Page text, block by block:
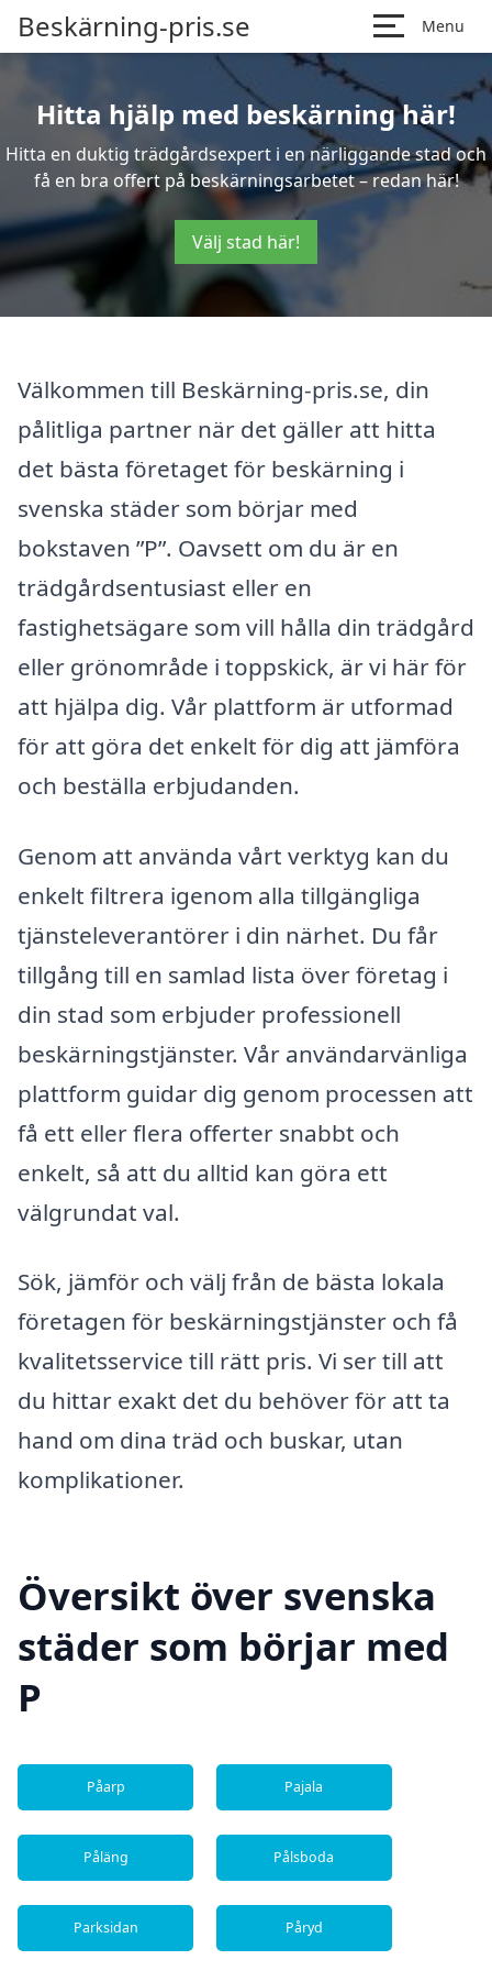
Beskärning-pris.se Menu
Hitta hjälp med beskärning här!
Hitta en duktig trädgårdsexpert i en närliggande stad och
få en bra offert på beskärningsarbetet – redan här!
Välj stad här!
Välkommen till Beskärning-pris.se, din
pålitliga partner när det gäller att hitta
det bästa företaget för beskärning i
svenska städer som börjar med
bokstaven ”P”. Oavsett om du är en
trädgårdsentusiast eller en
fastighetsägare som vill hålla din trädgård
eller grönområde i toppskick, är vi här för
att hjälpa dig. Vår plattform är utformad
för att göra det enkelt för dig att jämföra
och beställa erbjudanden.
Genom att använda vårt verktyg kan du
enkelt filtrera igenom alla tillgängliga
tjänsteleverantörer i din närhet. Du får
tillgång till en samlad lista över företag i
din stad som erbjuder professionell
beskärningstjänster. Vår användarvänliga
plattform guidar dig genom processen att
få ett eller flera offerter snabbt och
enkelt, så att du alltid kan göra ett
välgrundat val.
Sök, jämför och välj från de bästa lokala
företagen för beskärningstjänster och få
kvalitetsservice till rätt pris. Vi ser till att
du hittar exakt det du behöver för att ta
hand om dina träd och buskar, utan
komplikationer.
Översikt över svenska
städer som börjar med
P
Påarp Pajala
Påläng Pålsboda
Parksidan Påryd